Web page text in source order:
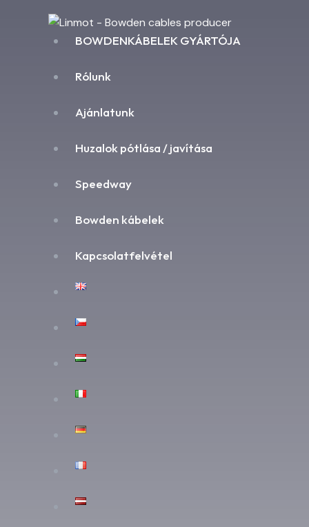
BOWDENKÁBELEK GYÁRTÓJA
Rólunk
Ajánlatunk
Huzalok pótlása / javítása
Speedway
Bowden kábelek
Kapcsolatfelvétel